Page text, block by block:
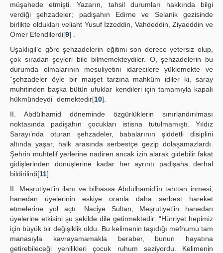
müşahede etmişti. Yazarın, tahsil durumları hakkında bilgi
verdiği şehzadeler; padişahın Edirne ve Selanik gezisinde
birlikte oldukları veliaht Yusuf İzzeddin, Vahdeddin, Ziyaeddin ve
Ömer Efendilerdi[9] .
Uşaklıgil’e göre şehzadelerin eğitimi son derece yetersiz olup,
çok sıradan şeyleri bile bilmemekteydiler. O, şehzadelerin bu
durumda olmalarının mesuliyetini idarecilere yüklemekte ve
“şehzadeler öyle bir maişet tarzına mahkûm idiler ki, saray
muhitinden başka bütün ufuklar kendileri için tamamıyla kapalı
hükmündeydi” demektedir[10].
II. Abdülhamid döneminde özgürlüklerin sınırlandırılması
noktasında padişahın çocukları istisna tutulmamıştı. Yıldız
Sarayı’nda oturan şehzadeler, babalarının şiddetli disiplini
altında yaşar, halk arasında serbestçe gezip dolaşamazlardı.
Şehrin muhtelif yerlerine nadiren ancak izin alarak gidebilir fakat
gidişlerinden dönüşlerine kadar her ayrıntı padişaha derhal
bildirilirdi[11].
II. Meşrutiyet’in ilanı ve bilhassa Abdülhamid’in tahttan inmesi,
hanedan üyelerinin eskiye oranla daha serbest hareket
etmelerine yol açtı. Naciye Sultan, Meşrutiyet’in hanedan
üyelerine etkisini şu şekilde dile getirmektedir: “Hürriyet hepimiz
için büyük bir değişiklik oldu. Bu kelimenin taşıdığı mefhumu tam
manasıyla kavrayamamakla beraber, bunun hayatına
getirebileceği yenilikleri çocuk ruhum seziyordu. Kelimenin